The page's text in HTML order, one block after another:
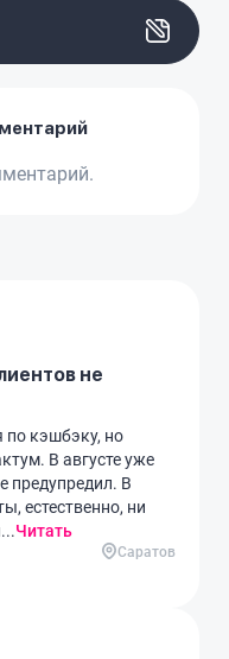
не
по кэшбэку, но
В августе уже
предупредил. В
естественно, ни
Читать
Саратов